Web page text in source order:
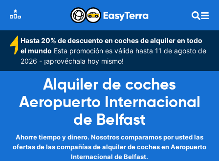
Hasta 20% de descuento en coches de alquiler en todo
el mundo Esta promoción es válida hasta 11 de agosto de
2026 - ¡aprovéchala hoy mismo!
Alquiler de coches
Aeropuerto Internacional
de Belfast
Ahorre tiempo y dinero. Nosotros comparamos por usted las
ofertas de las compañías de alquiler de coches en Aeropuerto
Internacional de Belfast.